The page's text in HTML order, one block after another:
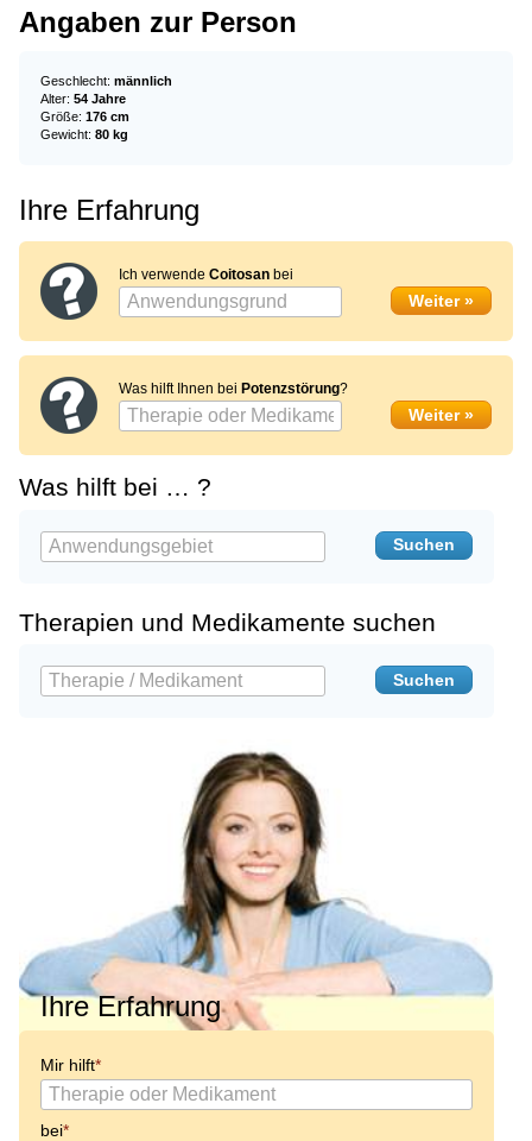
Angaben zur Person
Geschlecht: männlich
Alter: 54 Jahre
Größe: 176 cm
Gewicht: 80 kg
Ihre Erfahrung
Ich verwende Coitosan bei
Was hilft Ihnen bei Potenzstörung?
Was hilft bei … ?
Therapien und Medikamente suchen
Ihre Erfahrung
Mir hilft
bei